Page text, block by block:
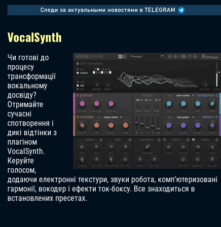
VocalSynth
Чи готові до
процесу
трансформації
вокальному
досвіду?
Отримайте
сучасні
спотворення і
дикі відтінки з
плагіном
VocalSynth.
Керуйте
голосом,
додаючи електронні текстури, звуки робота, комп’ютеризовані
гармонії, вокодер і ефекти ток-боксу. Все знаходиться в
встановлених пресетах.